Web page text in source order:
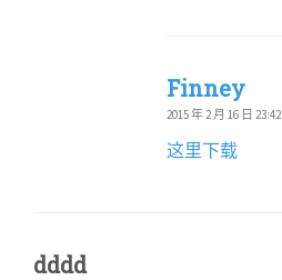
Finney
2015 年 2 月 16 日 23:42
这里下载
dddd